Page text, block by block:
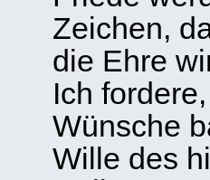
Zeichen,
die Ehre
Ich
Wünsche
Wille des